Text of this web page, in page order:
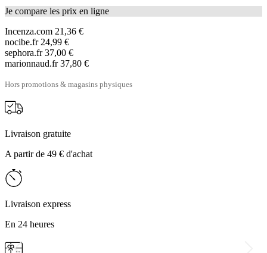
Je compare les prix en ligne
Incenza.com 21,36 €
nocibe.fr 24,99 €
sephora.fr 37,00 €
marionnaud.fr 37,80 €
Hors promotions & magasins physiques
Livraison gratuite
A partir de 49 € d'achat
Livraison express
En 24 heures